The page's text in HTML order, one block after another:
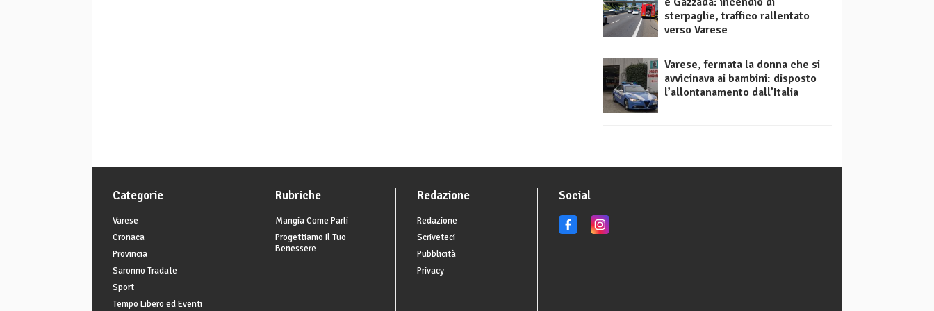
sterpaglie, traffico rallentato
verso Varese
Varese, fermata la donna che si
avvicinava ai bambini: disposto
l’allontanamento dall’Italia
Categorie
Varese
Cronaca
Provincia
Saronno Tradate
Sport
Tempo Libero ed Eventi
Rubriche
Mangia Come Parli
Progettiamo Il Tuo
Benessere
Redazione
Redazione
Scriveteci
Pubblicità
Privacy
Social